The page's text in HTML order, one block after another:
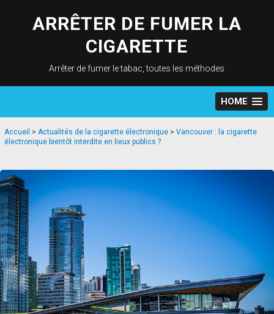
content
ARRÊTER DE FUMER LA
CIGARETTE
Arrêter de fumer le tabac, toutes les méthodes
HOME
Accueil > Actualités de la cigarette électronique > Vancouver : la cigarette
électronique bientôt interdite en lieux publics ?